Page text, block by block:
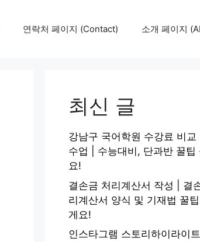
연락처 페이지 (Contact) 소개 페이지
최신 글
강남구 국어학원 수강료 비교
수업 | 수능대비, 단과반 꿀팁
요!
결손금 처리계산서 작성 | 결
리계산서 양식 및 기재법 꿀
게요!
인스타그램 스토리하이라이